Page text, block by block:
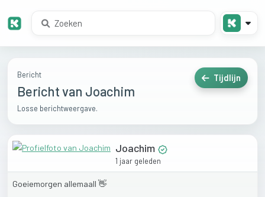
Bericht
Bericht van Joachim
Losse berichtweergave.
Tijdlijn
Joachim
1 jaar geleden
Goeiemorgen allemaall 👋